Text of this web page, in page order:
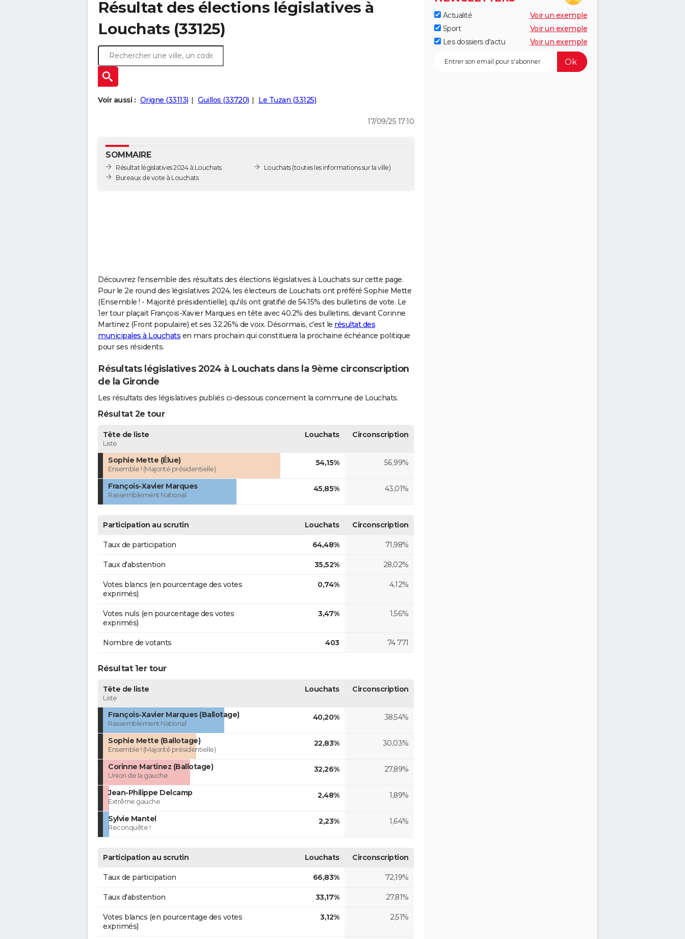
Résultat des élections législatives à
Louchats (33125)
Voir aussi : Origne (33113) Guillos (33720) Le Tuzan (33125)
17/09/25 17:10
SOMMAIRE
Résultat législatives 2024 à Louchats
Bureaux de vote à Louchats
Louchats(toutes les informations sur la ville)
Découvrez l'ensemble des résultats des élections législatives à Louchats sur cette page.
Pour le 2e round des législatives 2024, les électeurs de Louchats ont préféré Sophie Mette
(Ensemble ! - Majorité présidentielle), qu'ils ont gratifié de 54.15% des bulletins de vote. Le
1er tour plaçait François-Xavier Marques en tête avec 40.2% des bulletins, devant Corinne
Martinez (Front populaire) et ses 32.26% de voix. Désormais, c'est le résultat des
municipales à Louchats en mars prochain qui constituera la prochaine échéance politique
pour ses résidents.
Résultats législatives 2024 à Louchats dans la 9ème circonscription
de la Gironde
Les résultats des législatives publiés ci-dessous concernent la commune de Louchats.
Résultat 2e tour
Tête de liste
Liste
Louchats Circonscription
Sophie Mette (Élue)
Ensemble ! (Majorité présidentielle)
54,15% 56,99%
François-Xavier Marques
Rassemblement National
45,85% 43,01%
Participation au scrutin Louchats Circonscription
Taux de participation 64,48% 71,98%
Taux d'abstention 35,52% 28,02%
Votes blancs (en pourcentage des votes
exprimés)
0,74% 4,12%
Votes nuls (en pourcentage des votes
exprimés)
3,47% 1,56%
Nombre de votants 403 74 771
Résultat 1er tour
Tête de liste
Liste
Louchats Circonscription
François-Xavier Marques (Ballotage)
Rassemblement National
40,20% 38,54%
Sophie Mette (Ballotage)
Ensemble ! (Majorité présidentielle)
22,83% 30,03%
Corinne Martinez (Ballotage)
Union de la gauche
32,26% 27,89%
Jean-Philippe Delcamp
Extrême gauche
2,48% 1,89%
Sylvie Mantel
Reconquête !
2,23% 1,64%
Participation au scrutin Louchats Circonscription
Taux de participation 66,83% 72,19%
Taux d'abstention 33,17% 27,81%
Votes blancs (en pourcentage des votes
exprimés)
3,12% 2,51%
Actualité
Voir un exemple
Sport
Voir un exemple
Les dossiers d'actu
Voir un exemple